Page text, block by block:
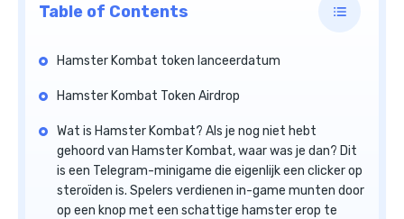
Table of Contents
Hamster Kombat token lanceerdatum
Hamster Kombat Token Airdrop
Wat is Hamster Kombat? Als je nog niet hebt
gehoord van Hamster Kombat, waar was je dan? Dit
is een Telegram-minigame die eigenlijk een clicker op
steroïden is. Spelers verdienen in-game munten door
op een knop met een schattige hamster erop te